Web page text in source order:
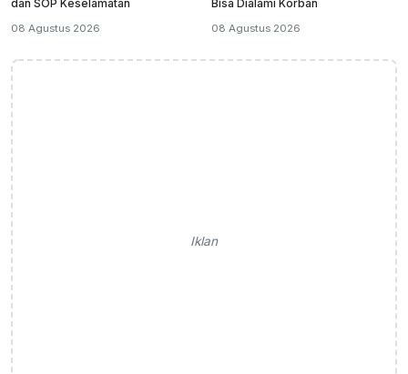
dan SOP Keselamatan
08 Agustus 2026
Bisa Dialami Korban
08 Agustus 2026
Iklan